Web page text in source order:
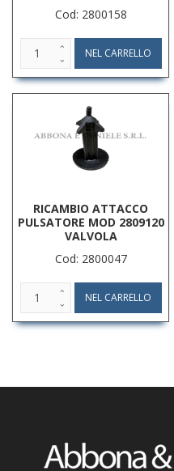
Cod: 2800158
RICAMBIO ATTACCO
PULSATORE MOD 2809120
VALVOLA
Cod: 2800047